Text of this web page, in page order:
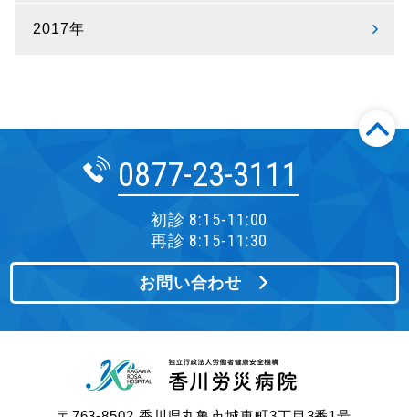
2017年
0877-23-3111
初診 8:15-11:00
再診 8:15-11:30
お問い合わせ